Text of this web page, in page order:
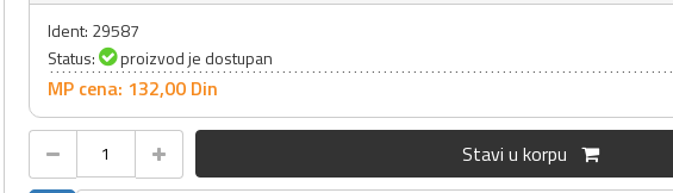
Ident: 29587
Status:
proizvod je dostupan
MP cena: 132,00 Din
Stavi u korpu